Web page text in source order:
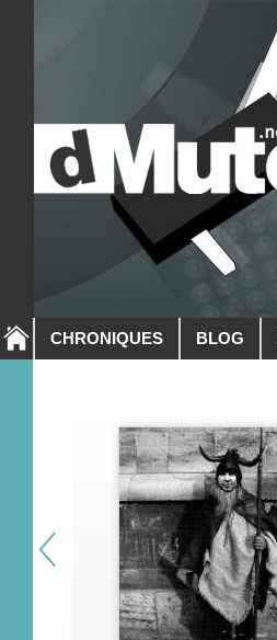
CHRONIQUES BLOG